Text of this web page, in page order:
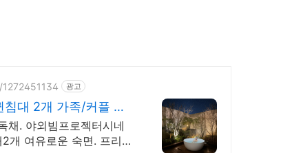
광고
대 2개 가족/커플 독
채. 야외빔프로젝터시네
개 여유로운 숙면. 프리미